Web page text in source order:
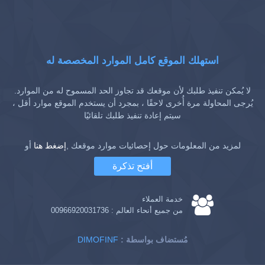
استهلك الموقع كامل الموارد المخصصة له
لا يُمكن تنفيذ طلبك لأن موقعك قد تجاوز الحد المسموح له من الموارد.
يُرجى المحاولة مرة أُخرى لاحقًا ، بمجرد أن يستخدم الموقع موارد أقل ،
سيتم إعادة تنفيذ طلبك تلقائيًا
لمزيد من المعلومات حول إحصائيات موارد موقعك ,إضغط هنا أو
أفتح تذكرة
خدمة العملاء
من جميع أنحاء العالم : 00966920031736
DIMOFINF : مُستضاف بواسطة